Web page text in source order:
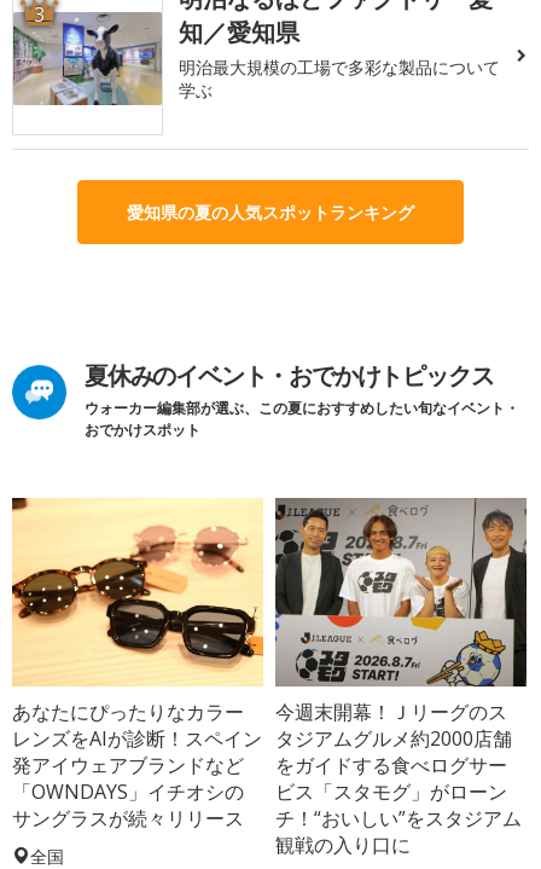
3
知／愛知県
明治最大規模の工場で多彩な製品について
学ぶ
愛知県の夏の人気スポットランキング
夏休みのイベント・おでかけトピックス
ウォーカー編集部が選ぶ、この夏におすすめしたい旬なイベント・
おでかけスポット
あなたにぴったりなカラー
レンズをAIが診断！スペイン
発アイウェアブランドなど
「OWNDAYS」イチオシの
サングラスが続々リリース
全国
今週末開幕！Ｊリーグのス
タジアムグルメ約2000店舗
をガイドする食べログサー
ビス「スタモグ」がローン
チ！“おいしい”をスタジアム
観戦の入り口に